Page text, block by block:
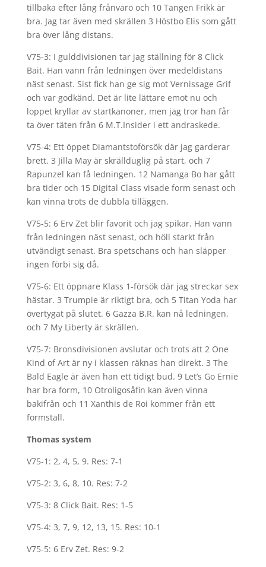
tillbaka efter lång frånvaro och 10 Tangen Frikk är
bra. Jag tar även med skrällen 3 Höstbo Elis som gått
bra över lång distans.
V75-3: I gulddivisionen tar jag ställning för 8 Click
Bait. Han vann från ledningen över medeldistans
näst senast. Sist fick han ge sig mot Vernissage Grif
och var godkänd. Det är lite lättare emot nu och
loppet kryllar av startkanoner, men jag tror han får
ta över täten från 6 M.T.Insider i ett andraskede.
V75-4: Ett öppet Diamantstoförsök där jag garderar
brett. 3 Jilla May är skrällduglig på start, och 7
Rapunzel kan få ledningen. 12 Namanga Bo har gått
bra tider och 15 Digital Class visade form senast och
kan vinna trots de dubbla tilläggen.
V75-5: 6 Erv Zet blir favorit och jag spikar. Han vann
från ledningen näst senast, och höll starkt från
utvändigt senast. Bra spetschans och han släpper
ingen förbi sig då.
V75-6: Ett öppnare Klass 1-försök där jag streckar sex
hästar. 3 Trumpie är riktigt bra, och 5 Titan Yoda har
övertygat på slutet. 6 Gazza B.R. kan nå ledningen,
och 7 My Liberty är skrällen.
V75-7: Bronsdivisionen avslutar och trots att 2 One
Kind of Art är ny i klassen räknas han direkt. 3 The
Bald Eagle är även han ett tidigt bud. 9 Let’s Go Ernie
har bra form, 10 Otroligosåfin kan även vinna
bakifrån och 11 Xanthis de Roi kommer från ett
formstall.
Thomas system
V75-1: 2, 4, 5, 9. Res: 7-1
V75-2: 3, 6, 8, 10. Res: 7-2
V75-3: 8 Click Bait. Res: 1-5
V75-4: 3, 7, 9, 12, 13, 15. Res: 10-1
V75-5: 6 Erv Zet. Res: 9-2